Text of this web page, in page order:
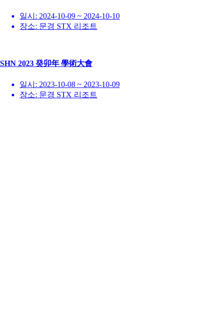
일시: 2024-10-09 ~ 2024-10-10
장소: 문경 STX 리조트
SHN 2023 癸卯年 學術大會
일시: 2023-10-08 ~ 2023-10-09
장소: 문경 STX 리조트